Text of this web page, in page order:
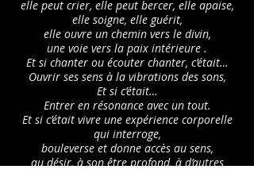
elle peut crier, elle peut bercer, elle apaise,
elle soigne, elle guérit,
elle ouvre un chemin vers le divin,
une voie vers la paix intérieure .
Et si chanter ou écouter chanter, c’était…
Ouvrir ses sens à la vibrations des sons,
Et si c’était…
Entrer en résonance avec un tout.
Et si c’était vivre une expérience corporelle
qui interroge,
bouleverse et donne accès au sens,
au désir, à son être profond, à d’autres